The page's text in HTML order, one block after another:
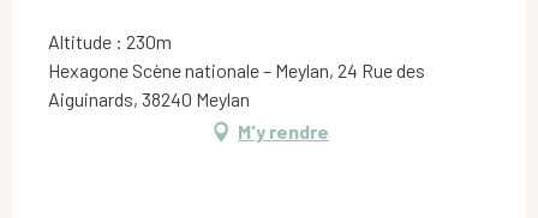
Altitude : 230m
Hexagone Scène nationale – Meylan, 24 Rue des
Aiguinards, 38240 Meylan
M'y rendre